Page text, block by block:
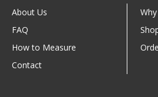
About Us
FAQ
How to Measure
Contact